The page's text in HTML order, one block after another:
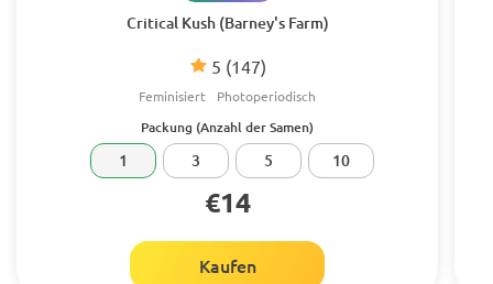
Critical Kush (Barney's Farm)
5 (147)
Feminisiert Photoperiodisch
Packung (Anzahl der Samen)
1 3 5 10
€14
Kaufen